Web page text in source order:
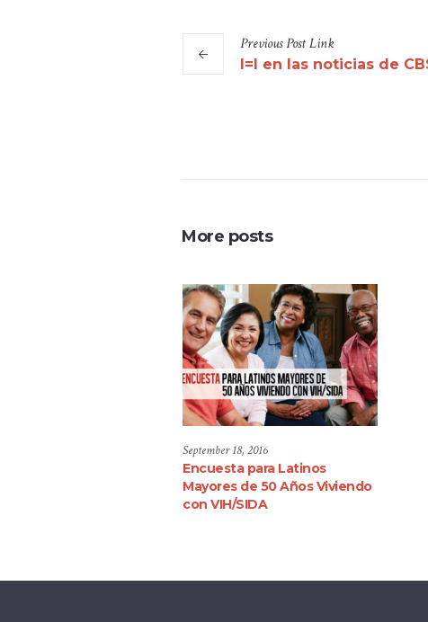
PreviousPostLink
I=I en las noticias de
More posts
September 18, 2016
Encuesta para Latinos
Mayores de 50 Años Viviendo
con VIH/SIDA